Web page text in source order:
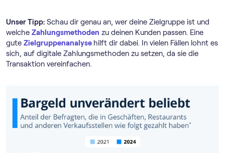
Unser Tipp: Schau dir genau an, wer deine Zielgruppe ist und
welche Zahlungsmethoden zu deinen Kunden passen. Eine
gute Zielgruppenanalyse hilft dir dabei. In vielen Fällen lohnt es
sich, auf digitale Zahlungsmethoden zu setzen, da sie die
Transaktion vereinfachen.